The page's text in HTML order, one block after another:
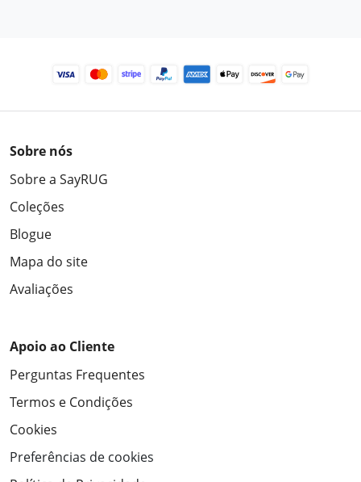
Sobre nós
Sobre a SayRUG
Coleções
Blogue
Mapa do site
Avaliações
Apoio ao Cliente
Perguntas Frequentes
Termos e Condições
Cookies
Preferências de cookies